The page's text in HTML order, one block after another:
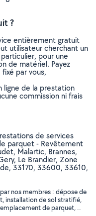
?
entièrement gratuit
utilisateur cherchant un
pour une
de matériel. Payez
par vous,
ligne de la prestation
commission ni frais
de services
parquet - Revêtement
Malartic, Brannes,
Le Brandier, Zone
33170, 33600, 33610,
nos membres : dépose de
installation de sol stratifié,
de parquet, ..